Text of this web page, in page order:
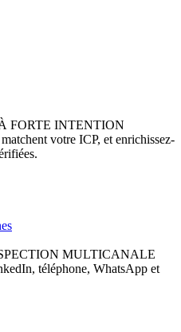
FORTE INTENTION
votre ICP, et enrichissez-
MULTICANALE
téléphone, WhatsApp et